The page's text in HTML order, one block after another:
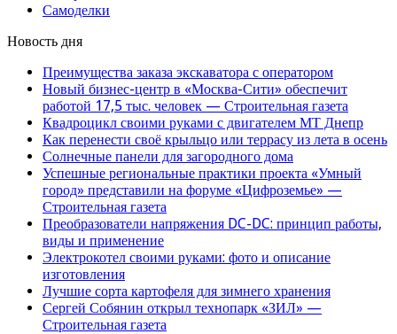
Самоделки
Новость дня
Преимущества заказа экскаватора с оператором
Новый бизнес-центр в «Москва-Сити» обеспечит
работой 17,5 тыс. человек — Строительная газета
Квадроцикл своими руками с двигателем МТ Днепр
Как перенести своё крыльцо или террасу из лета в осень
Солнечные панели для загородного дома
Успешные региональные практики проекта «Умный
город» представили на форуме «Цифроземье» —
Строительная газета
Преобразователи напряжения DC-DC: принцип работы,
виды и применение
Электрокотел своими руками: фото и описание
изготовления
Лучшие сорта картофеля для зимнего хранения
Сергей Собянин открыл технопарк «ЗИЛ» —
Строительная газета